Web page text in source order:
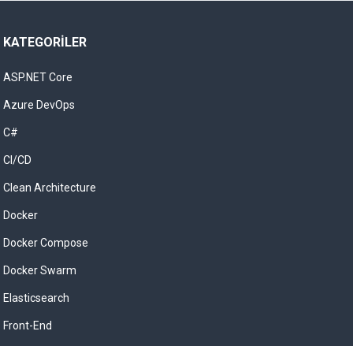
KATEGORILER
ASP.NET Core
Azure DevOps
C#
CI/CD
Clean Architecture
Docker
Docker Compose
Docker Swarm
Elasticsearch
Front-End